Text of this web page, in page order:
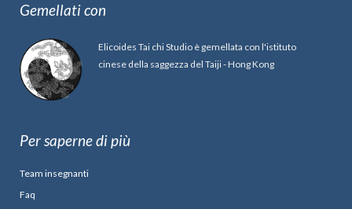
Gemellati con
Elicoides Tai chi Studio è gemellata con l'istituto
cinese della saggezza del Taiji - Hong Kong
Per saperne di più
Team insegnanti
Faq